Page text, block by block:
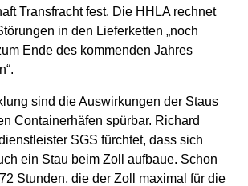
Transfracht fest. Die HHLA rechnet
in den Lieferketten „noch
Ende des kommenden Jahres
sind die Auswirkungen der Staus
Containerhäfen spürbar. Richard
SGS fürchtet, dass sich
ein Stau beim Zoll aufbaue. Schon
Stunden, die der Zoll maximal für die